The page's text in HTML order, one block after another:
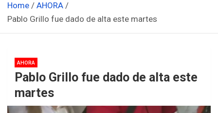
Home
AHORA
Pablo Grillo fue dado de alta este martes
AHORA
Pablo Grillo fue dado de alta este
martes